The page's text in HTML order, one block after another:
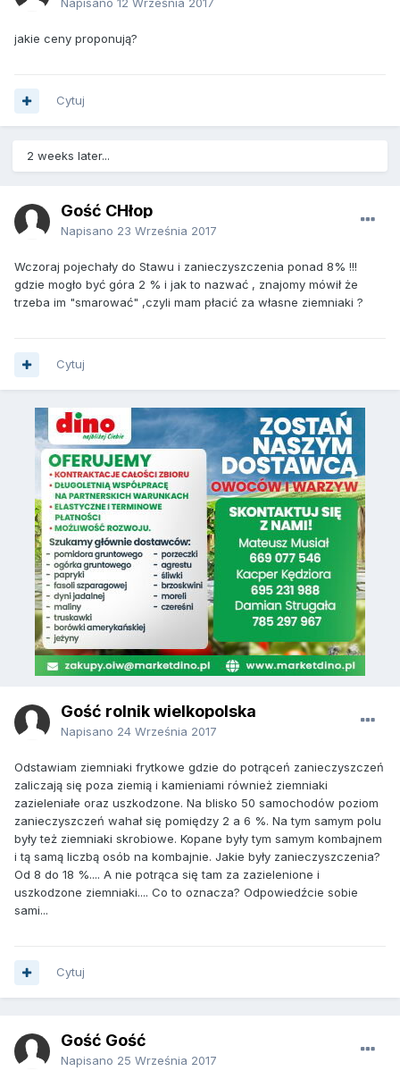
Napisano 12 Września 2017
jakie ceny proponują?
Cytuj
2 weeks later...
Gość CHłop
Napisano 23 Września 2017
Wczoraj pojechały do Stawu i zanieczyszczenia ponad 8% !!!
gdzie mogło być góra 2 % i jak to nazwać , znajomy mówił że
trzeba im "smarować" ,czyli mam płacić za własne ziemniaki ?
Cytuj
Gość rolnik wielkopolska
Napisano 24 Września 2017
Odstawiam ziemniaki frytkowe gdzie do potrąceń zanieczyszczeń
zaliczają się poza ziemią i kamieniami również ziemniaki
zazieleniałe oraz uszkodzone. Na blisko 50 samochodów poziom
zanieczyszczeń wahał się pomiędzy 2 a 6 %. Na tym samym polu
były też ziemniaki skrobiowe. Kopane były tym samym kombajnem
i tą samą liczbą osób na kombajnie. Jakie były zanieczyszczenia?
Od 8 do 18 %.... A nie potrąca się tam za zazielenione i
uszkodzone ziemniaki.... Co to oznacza? Odpowiedźcie sobie
sami...
Cytuj
Gość Gość
Napisano 25 Września 2017